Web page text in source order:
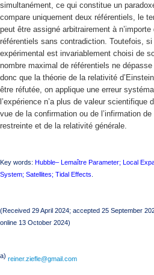
simultanément, ce qui constitue un
compare uniquement deux référentiels, le
peut être assigné arbitrairement à n’importe
référentiels sans contradiction. Toutefois, si
expérimental est invariablement choisi de
nombre maximal de référentiels ne
donc que la théorie de la relativité
être réfutée, on applique une erreur
l’expérience n’a plus de valeur scientifique
vue de la confirmation ou de l’infirmation
restreinte et de la relativité générale.
Key words: Hubble– Lemaître Parameter; Local
System; Satellites; Tidal Effects
(Received 29 April 2024; accepted 25 September
online 13 October 2024)
a) reiner.ziefle@gmail.com